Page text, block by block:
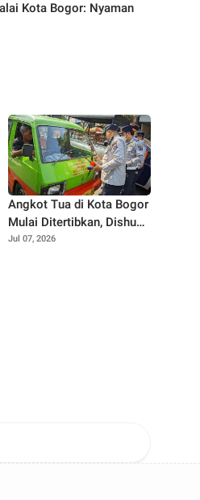
Kota Bogor: Nyaman
Angkot Tua di Kota Bogor
Mulai Ditertibkan, Dishub
Semprot Label 'Tidak Laik
Jul 07, 2026